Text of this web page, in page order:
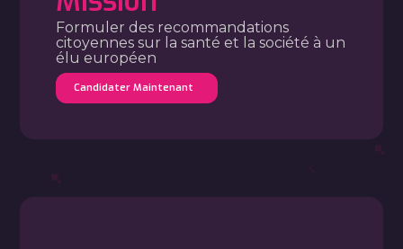
Formuler des recommandations
citoyennes sur la santé et la société à un
élu européen
Candidater Maintenant